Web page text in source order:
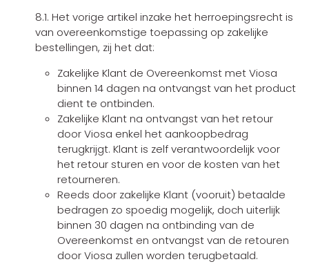
8.1. Het vorige artikel inzake het herroepingsrecht is
van overeenkomstige toepassing op zakelijke
bestellingen, zij het dat:
Zakelijke Klant de Overeenkomst met Viosa
binnen 14 dagen na ontvangst van het product
dient te ontbinden.
Zakelijke Klant na ontvangst van het retour
door Viosa enkel het aankoopbedrag
terugkrijgt. Klant is zelf verantwoordelijk voor
het retour sturen en voor de kosten van het
retourneren.
Reeds door zakelijke Klant (vooruit) betaalde
bedragen zo spoedig mogelijk, doch uiterlijk
binnen 30 dagen na ontbinding van de
Overeenkomst en ontvangst van de retouren
door Viosa zullen worden terugbetaald.